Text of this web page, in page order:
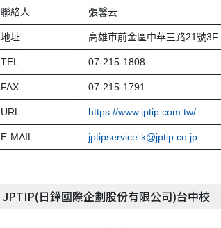
聯絡人 張馨云
地址 高雄市前金區中華三路21號3F
TEL 07-215-1808
FAX 07-215-1791
URL https://www.jptip.com.tw/
E-MAIL jptipservice-k@jptip.co.jp
JPTIP(日鏵國際企劃股份有限公司)台中校